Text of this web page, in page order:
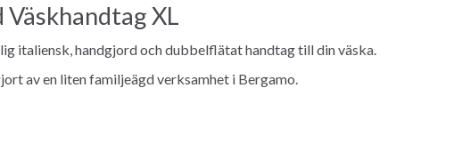
Väskhandtag XL
italiensk, handgjord och dubbelflätat handtag till din väska.
av en liten familjeägd verksamhet i Bergamo.